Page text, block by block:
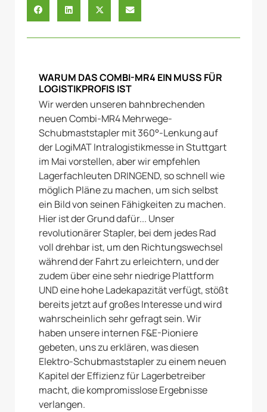
WARUM DAS COMBI-MR4 EIN MUSS FÜR
LOGISTIKPROFIS IST
Wir werden unseren bahnbrechenden
neuen Combi-MR4 Mehrwege-
Schubmaststapler mit 360°-Lenkung auf
der LogiMAT Intralogistikmesse in Stuttgart
im Mai vorstellen, aber wir empfehlen
Lagerfachleuten DRINGEND, so schnell wie
möglich Pläne zu machen, um sich selbst
ein Bild von seinen Fähigkeiten zu machen.
Hier ist der Grund dafür... Unser
revolutionärer Stapler, bei dem jedes Rad
voll drehbar ist, um den Richtungswechsel
während der Fahrt zu erleichtern, und der
zudem über eine sehr niedrige Plattform
UND eine hohe Ladekapazität verfügt, stößt
bereits jetzt auf großes Interesse und wird
wahrscheinlich sehr gefragt sein. Wir
haben unsere internen F&E-Pioniere
gebeten, uns zu erklären, was diesen
Elektro-Schubmaststapler zu einem neuen
Kapitel der Effizienz für Lagerbetreiber
macht, die kompromisslose Ergebnisse
verlangen.